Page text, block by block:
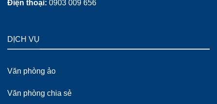
Điện thoại: 0903 009 656
DỊCH VỤ
Văn phòng ảo
Văn phòng chia sẻ